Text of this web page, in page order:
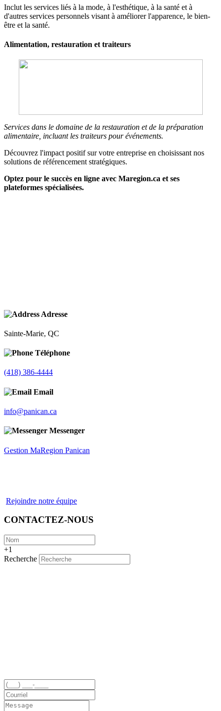
Inclut les services liés à la mode, à l'esthétique, à la santé et à
d'autres services personnels visant à améliorer l'apparence, le bien-
être et la santé.
Alimentation, restauration et traiteurs
Services dans le domaine de la restauration et de la préparation
alimentaire, incluant les traiteurs pour événements.
Découvrez l'impact positif sur votre entreprise en choisissant nos
solutions de référencement stratégiques.
Optez pour le succès en ligne avec Maregion.ca et ses
plateformes spécialisées.
Adresse
Sainte-Marie, QC
Téléphone
(418) 386-4444
Email
info@panican.ca
Messenger
Gestion MaRegion Panican
Rejoindre notre équipe
CONTACTEZ-NOUS
+1
Recherche